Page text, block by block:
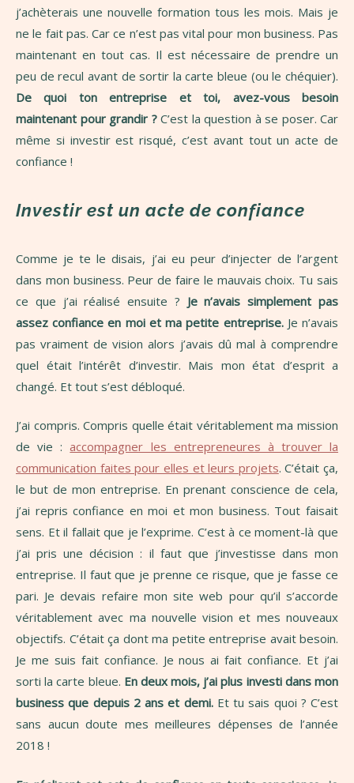
j’achèterais une nouvelle formation tous les mois. Mais je
ne le fait pas. Car ce n’est pas vital pour mon business. Pas
maintenant en tout cas. Il est nécessaire de prendre un
peu de recul avant de sortir la carte bleue (ou le chéquier).
De quoi ton entreprise et toi, avez-vous besoin
maintenant pour grandir ?C’est la question à se poser. Car
même si investir est risqué, c’est avant tout un acte de
confiance !
Investir est un acte de confiance
Comme je te le disais, j’ai eu peur d’injecter de l’argent
dans mon business. Peur de faire le mauvais choix. Tu sais
ce que j’ai réalisé ensuite ? Je n’avais simplement pas
assez confiance en moi et ma petite entreprise.Je n’avais
pas vraiment de vision alors j’avais dû mal à comprendre
quel était l’intérêt d’investir. Mais mon état d’esprit a
changé. Et tout s’est débloqué.
J’ai compris. Compris quelle était véritablement ma mission
de vie :accompagner les entrepreneures à trouver la
communication faites pour elles et leurs projets. C’était ça,
le but de mon entreprise. En prenant conscience de cela,
j’ai repris confiance en moi et mon business. Tout faisait
sens. Et il fallait que je l’exprime. C’est à ce moment-là que
j’ai pris une décision : il faut que j’investisse dans mon
entreprise. Il faut que je prenne ce risque, que je fasse ce
pari. Je devais refaire mon site web pour qu’il s’accorde
véritablement avec ma nouvelle vision et mes nouveaux
objectifs. C’était ça dont ma petite entreprise avait besoin.
Je me suis fait confiance. Je nous ai fait confiance. Et j’ai
sorti la carte bleue. En deux mois, j’ai plus investi dans mon
business que depuis 2 ans et demi.Et tu sais quoi ? C’est
sans aucun doute mes meilleures dépenses de l’année
2018 !